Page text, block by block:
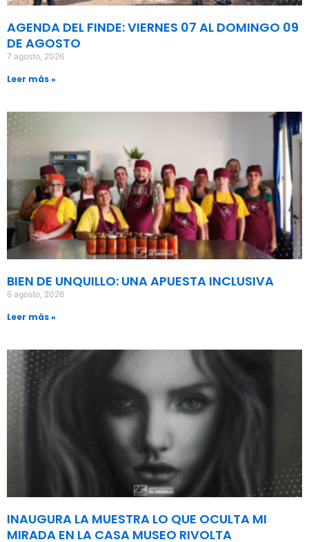
AGENDA DEL FINDE: VIERNES 07 AL DOMINGO 09
DE AGOSTO
7 agosto, 2026
Leer más »
BIEN DE UNQUILLO: UNA APUESTA INCLUSIVA
6 agosto, 2026
Leer más »
INAUGURA LA MUESTRA LO QUE OCULTA MI
MIRADA EN LA CASA MUSEO RIVOLTA